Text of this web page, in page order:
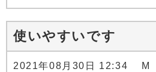
使いやすいです
2021年08月30日 12:34 M